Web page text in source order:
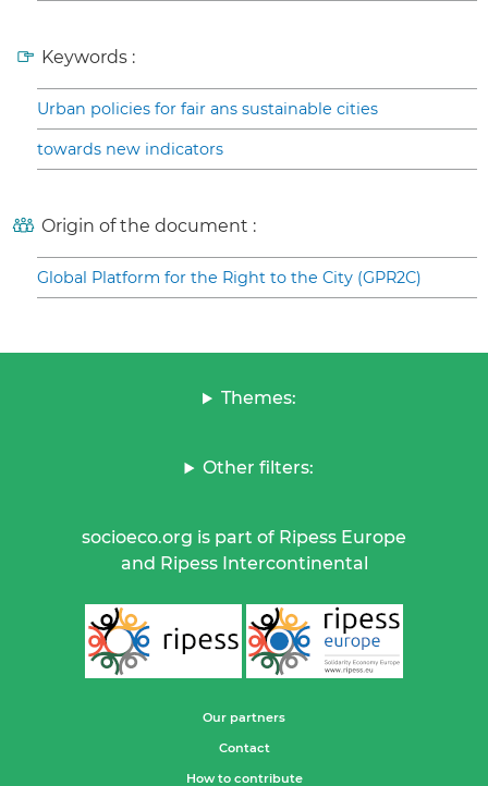
Keywords :
Urban policies for fair ans sustainable cities
towards new indicators
Origin of the document :
Global Platform for the Right to the City (GPR2C)
Themes:
Other filters:
socioeco.org is part of Ripess Europe
and Ripess Intercontinental
Our partners
Contact
How to contribute